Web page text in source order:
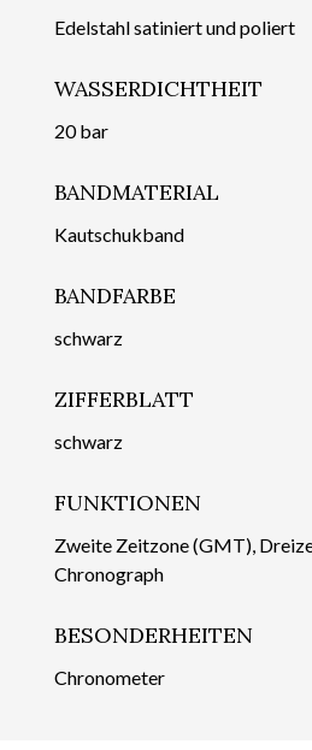
Edelstahl satiniert und poliert
WASSERDICHTHEIT
20 bar
BANDMATERIAL
Kautschukband
BANDFARBE
schwarz
ZIFFERBLATT
schwarz
FUNKTIONEN
Zweite Zeitzone (GMT),
Chronograph
BESONDERHEITEN
Chronometer